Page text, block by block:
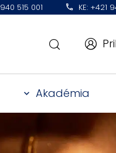
515 001 KE: +421
Akadémia